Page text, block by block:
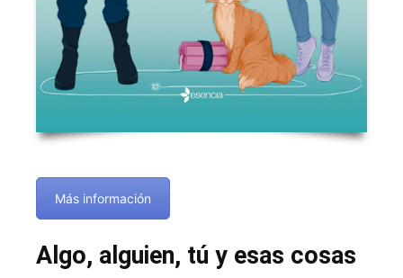
Más información
Algo, alguien, tú y esas cosas